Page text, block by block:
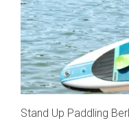
Stand Up Paddling